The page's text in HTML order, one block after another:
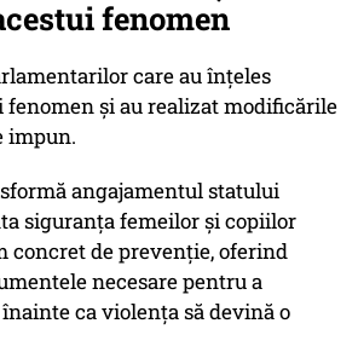
fenomen
care au înțeles
fenomen și au realizat modificările
impun.
angajamentul statului
siguranța femeilor și copiilor
concret de prevenție, oferind
necesare pentru a
ca violența să devină o